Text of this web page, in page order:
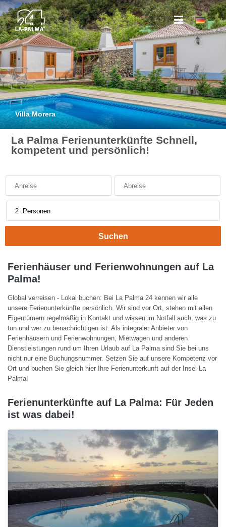
La Palma Ferienunterkünfte Schnell,
kompetent und persönlich!
Suchen
Villa Morera
Ferienhäuser und Ferienwohnungen auf La
Palma!
Global verreisen - Lokal buchen: Bei La Palma 24 kennen wir alle
unsere Ferienunterkünfte persönlich. Wir sind vor Ort, stehen mit allen
Eigentümern regelmäßig in Kontakt und wissen im Notfall auch, was zu
tun und wer zu benachrichtigen ist. Als integraler Anbieter von
Ferienhäusern und Ferienwohnungen, Mietwagen und anderen
Dienstleistungen rund um Ihren Urlaub auf La Palma sind Sie bei uns
nicht nur eine Buchungsnummer. Setzen Sie auf unsere Kompetenz vor
Ort und buchen Sie gleich hier Ihre Ferienunterkunft auf der Insel La
Palma!
Ferienunterkünfte auf La Palma: Für Jeden
ist was dabei!